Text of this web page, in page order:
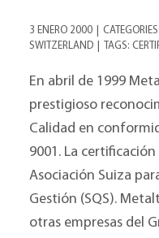
3 ENERO 2000 CATEGORIES:
SWITZERLAND
TAGS:
En abril de 1999
prestigioso
Calidad en
9001. La
Asociación Suiza
Gestión (SQS).
otras empresas del